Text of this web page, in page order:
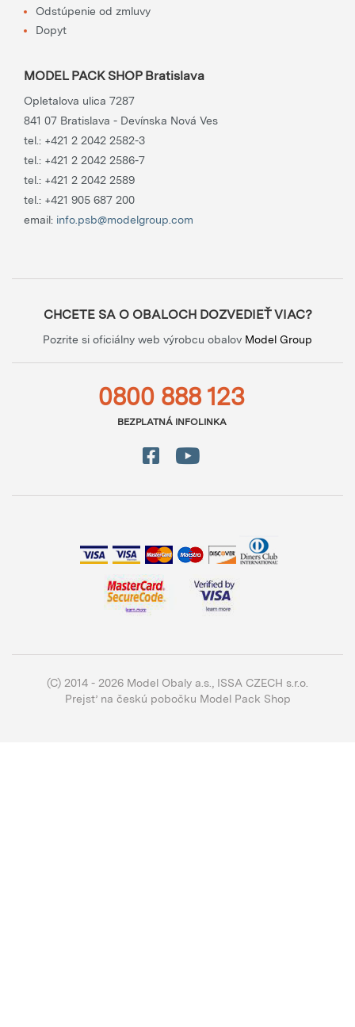
Odstúpenie od zmluvy
Dopyt
MODEL PACK SHOP Bratislava
Opletalova ulica 7287
841 07 Bratislava - Devínska Nová Ves
tel.: +421 2 2042 2582-3
tel.: +421 2 2042 2586-7
tel.: +421 2 2042 2589
tel.: +421 905 687 200
email: info.psb@modelgroup.com
CHCETE SA O OBALOCH DOZVEDIEŤ VIAC?
Pozrite si oficiálny web výrobcu obalov Model Group
0800 888 123
BEZPLATNÁ INFOLINKA
(C) 2014 - 2026 Model Obaly a.s., ISSA CZECH s.r.o.
Prejsť na českú pobočku Model Pack Shop